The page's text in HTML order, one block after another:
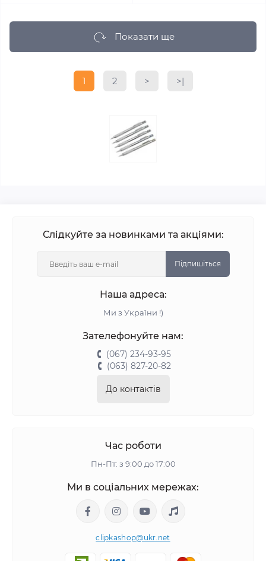
Показати ще
1 2 > >|
Слідкуйте за новинками та акціями:
Підпишіться
Наша адреса:
Ми з України !)
Зателефонуйте нам:
(067) 234-93-95
(063) 827-20-82
До контактів
Час роботи
Пн-Пт: з 9:00 до 17:00
Ми в соціальних мережах:
clipkashop@ukr.net